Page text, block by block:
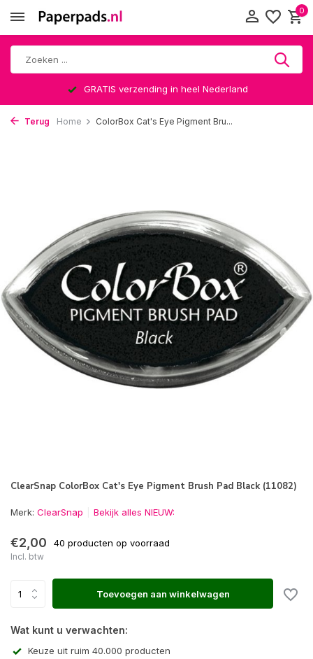
0
GRATIS verzending in heel Nederland
Terug Home ColorBox Cat's Eye Pigment Bru...
ClearSnap ColorBox Cat's Eye Pigment Brush Pad Black (11082)
Merk: ClearSnap Bekijk alles NIEUW:
€2,00 40 producten op voorraad
Incl. btw
Toevoegen aan winkelwagen
Wat kunt u verwachten:
Keuze uit ruim 40.000 producten